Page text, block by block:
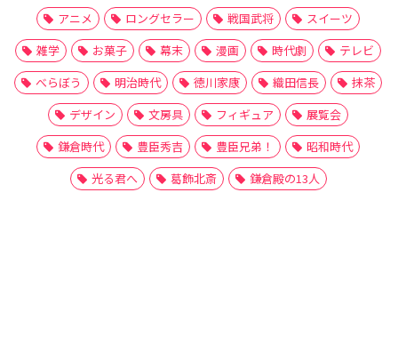
アニメ
ロングセラー 戦国武将
スイーツ
雑学
お菓子 幕末 漫画 時代劇
テレビ
べらぼう
明治時代 徳川家康 織田信長
抹茶
デザイン
文房具 フィギュア
展覧会
鎌倉時代
豊臣秀吉 豊臣兄弟！
昭和時代
光る君へ
葛飾北斎 鎌倉殿の13人